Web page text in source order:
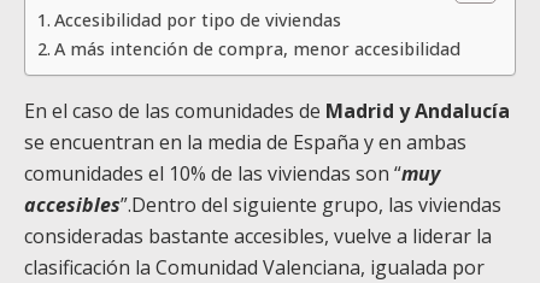
Accesibilidad por tipo de viviendas
A más intención de compra, menor accesibilidad
En el caso de las comunidades de Madrid y Andalucía
se encuentran en la media de España y en ambas
comunidades el 10% de las viviendas son “muy
accesibles”.Dentro del siguiente grupo, las viviendas
consideradas bastante accesibles, vuelve a liderar la
clasificación la Comunidad Valenciana, igualada por